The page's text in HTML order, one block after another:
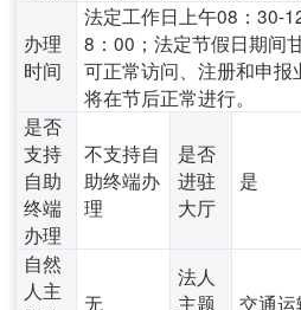
办理
时间
法定工作日上午08：30-
8：00；法定节假日期间
可正常访问、注册和申
将在节后正常进行。
是否
支持
自助
终端
办理
不支持自
助终端办
理
是否
进驻
大厅
是
自然
人主
无
法人
主题
交通运